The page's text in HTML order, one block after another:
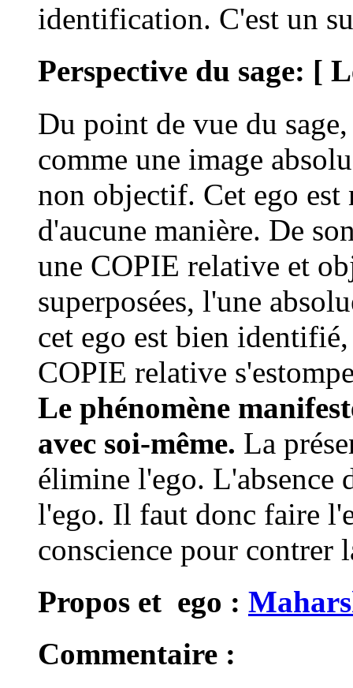
identification. C'est un
Perspective du sage: [
Du point de vue du
comme une image
non objectif. Cet ego est
d'aucune manière. De
une COPIE relative et
superposées, l'une
cet ego est bien
COPIE relative
Le phénomène
avec soi-même. La
élimine l'ego. L'absence
l'ego. Il faut donc faire
conscience pour contrer
Propos et ego :
Commentaire :